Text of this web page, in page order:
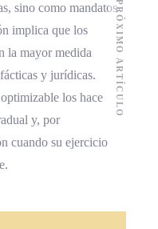
sino como mandatos
implica que los
la mayor medida
y jurídicas.
los hace
y, por
cuando su ejercicio
PRÓXIMO ARTÍCULO